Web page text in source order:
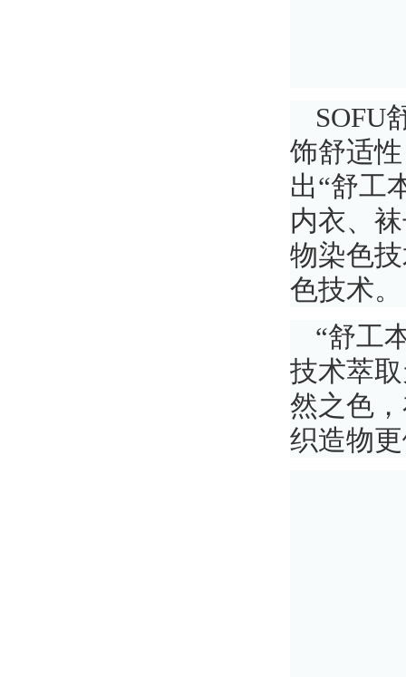
SOFU
饰舒适
出“舒工
内衣、
物染色
色技术。
“舒工
技术萃
然之色
织造物